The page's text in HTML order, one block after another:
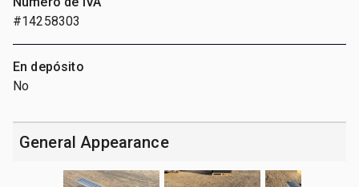
#14258303
En depósito
No
General Appearance